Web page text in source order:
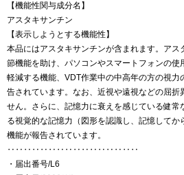
【機能性関与成分名】
アスタキサンチン
【表示しようとする機能性】
本品にはアスタキサンチンが含まれます。アス
節機能を助け、パソコンやスマートフォンの使
軽減する機能、VDT作業中の中高年の方の視力
告されています。なお、近視や遠視などの屈折
せん。さらに、記憶力に衰えを感じている健常
る視覚的な記憶力（図形を認識し、記憶してか
機能が報告されています。
‥‥‥‥‥‥‥‥‥‥‥‥‥‥‥‥
・届出番号/L6